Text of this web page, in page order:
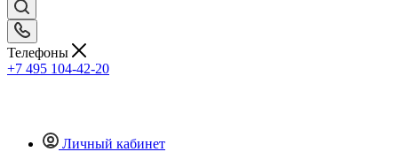
Телефоны
+7 495 104-42-20
Личный кабинет